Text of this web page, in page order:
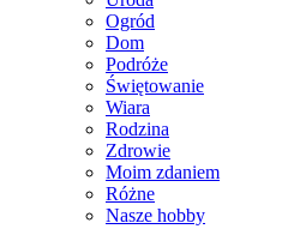
Ogród
Dom
Podróże
Świętowanie
Wiara
Rodzina
Zdrowie
Moim zdaniem
Różne
Nasze hobby